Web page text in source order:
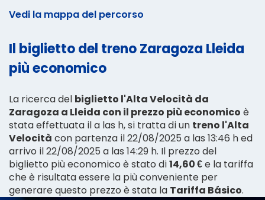
Vedi la mappa del percorso
Il biglietto del treno Zaragoza Lleida
più economico
La ricerca del biglietto l'Alta Velocità da
Zaragoza a Lleida con il prezzo più economico è
stata effettuata il a las h, si tratta di un treno l'Alta
Velocità con partenza il 22/08/2025 a las 13:46 h ed
arrivo il 22/08/2025 a las 14:29 h. Il prezzo del
biglietto più economico è stato di14,60 €e la tariffa
che è risultata essere la più conveniente per
generare questo prezzo è stata la Tariffa Básico.